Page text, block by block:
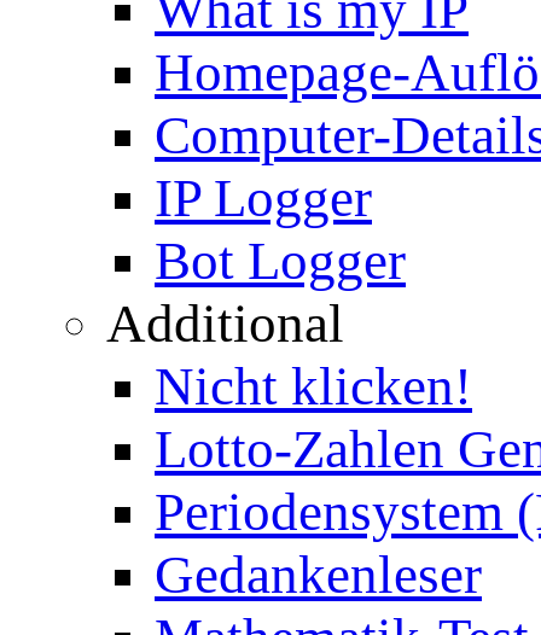
Homepage-
Computer-
IP Logger
Bot Logger
Additional
Nicht klicken!
Lotto-Zahlen
Periodensystem
Gedankenleser